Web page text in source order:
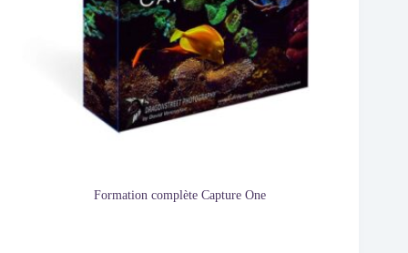
Formation complète Capture One